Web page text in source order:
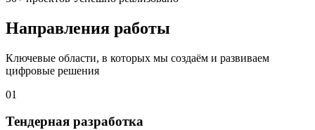
Направления работы
Ключевые области, в которых мы создаём и развиваем
цифровые решения
01
Тендерная разработка